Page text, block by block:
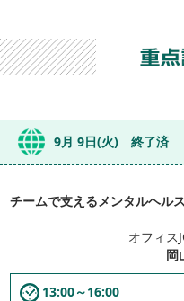
9月 9日(火) 終了済
チームで支えるメンタルヘルス
オフィ
13:00～16:00